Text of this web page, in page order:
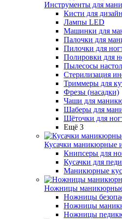
Инструменты для
Кисти для
Лампы LED
Машинки для
Палочки для
Пилочки для
Полировки для
Пылесосы
Стерилизация
Триммеры для
Фрезы (насадки)
Чаши для
Шаберы для
Щёточки для
Ещё 3
Кусачки маникюрные
Книпсеры для
Кусачки для
Маникюрные
Ножницы
Ножницы
Ножницы
Ножницы